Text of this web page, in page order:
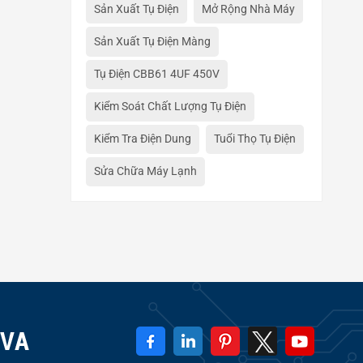
Sản Xuất Tụ Điện Mở Rộng Nhà Máy
Sản Xuất Tụ Điện Màng
Tụ Điện CBB61 4UF 450V
Kiểm Soát Chất Lượng Tụ Điện
Kiểm Tra Điện Dung Tuổi Thọ Tụ Điện
Sửa Chữa Máy Lạnh